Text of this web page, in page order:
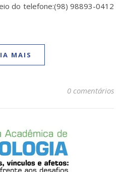
do telefone:(98) 98893-0412
MAIS
0 comentários